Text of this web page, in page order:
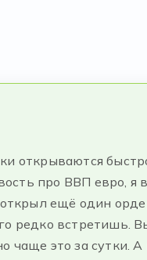
открываются
про ВВП евро, я
ещё один
редко встретишь.
чаще это за сутки. А